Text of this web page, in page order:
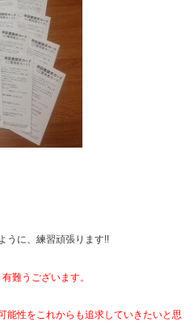
うに、練習頑張ります!!
難うございます。
性をこれからも追求していきたいと思